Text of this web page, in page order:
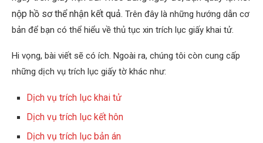
nộp hồ sơ thể nhận kết quả. Trên đây là những hướng dẫn cơ
bản để bạn có thể hiểu về thủ tục xin trích lục giấy khai tử.
Hi vọng, bài viết sẽ có ích. Ngoài ra, chúng tôi còn cung cấp
những dịch vụ trích lục giấy tờ khác như:
Dịch vụ trích lục khai tử
Dịch vụ trích lục kết hôn
Dịch vụ trích lục bản án